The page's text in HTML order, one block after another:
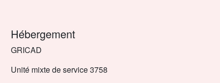
Hébergement
GRICAD
Unité mixte de service 3758